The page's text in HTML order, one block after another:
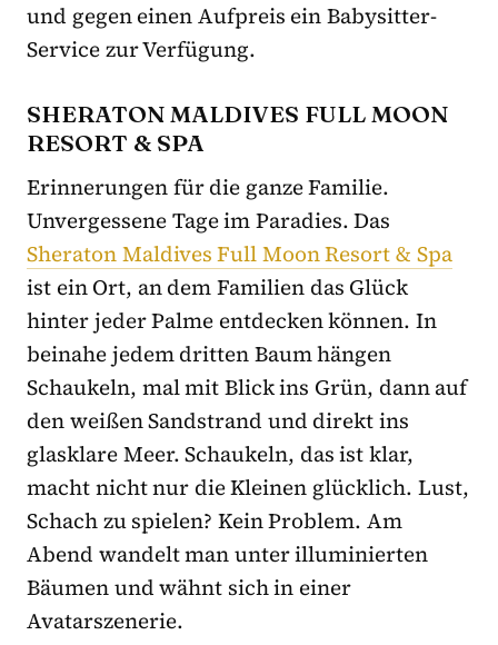
und gegen einen Aufpreis ein Babysitter-
Service zur Verfügung.
SHERATON MALDIVES FULL MOON
RESORT & SPA
Erinnerungen für die ganze Familie.
Unvergessene Tage im Paradies. Das
Sheraton Maldives Full Moon Resort & Spa
ist ein Ort, an dem Familien das Glück
hinter jeder Palme entdecken können. In
beinahe jedem dritten Baum hängen
Schaukeln, mal mit Blick ins Grün, dann auf
den weißen Sandstrand und direkt ins
glasklare Meer. Schaukeln, das ist klar,
macht nicht nur die Kleinen glücklich. Lust,
Schach zu spielen? Kein Problem. Am
Abend wandelt man unter illuminierten
Bäumen und wähnt sich in einer
Avatarszenerie.